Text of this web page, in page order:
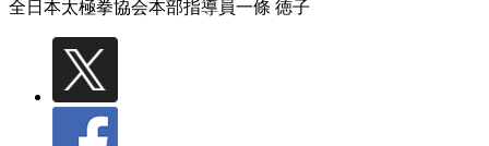
全日本太極拳協会本部指導員一條 徳子